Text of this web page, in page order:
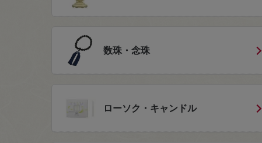
数珠・念珠
ローソク・キャンドル